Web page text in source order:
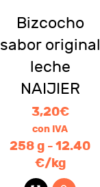
Bizcocho
sabor original
leche
NAIJIER
3,20€
con IVA
258 g - 12.40
€/kg